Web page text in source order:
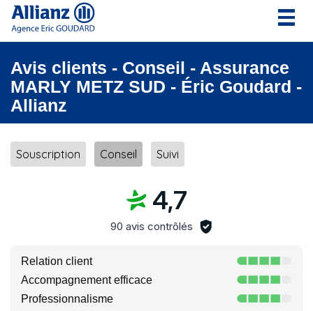
Avis clients - Conseil - Assurance
MARLY METZ SUD - Éric Goudard -
Allianz
Souscription Conseil Suivi
4,7
90 avis contrôlés
Relation client
Accompagnement efficace
Professionnalisme